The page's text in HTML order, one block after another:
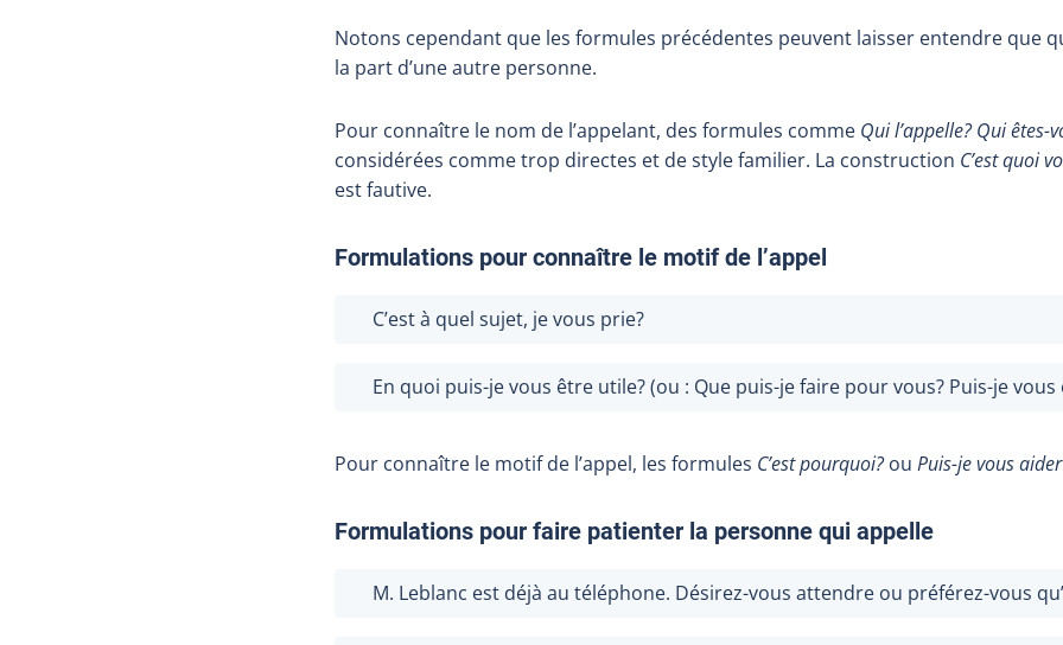
Notons cependant que les formules précédentes peuvent laisser entendre que
la part d’une autre personne.
Pour connaître le nom de l’appelant, des formules comme Qui l’appelle? Qui êtes-
considérées comme trop directes et de style familier. La construction C’est quoi
est fautive.
Formulations pour connaître le motif de l’appel
C’est à quel sujet, je vous prie?
En quoi puis-je vous être utile? (ou : Que puis-je faire pour vous? Puis-je vous
Pour connaître le motif de l’appel, les formules C’est pourquoi?ou Puis-je vous
Formulations pour faire patienter la personne qui appelle
M. Leblanc est déjà au téléphone. Désirez-vous attendre ou préférez-vous